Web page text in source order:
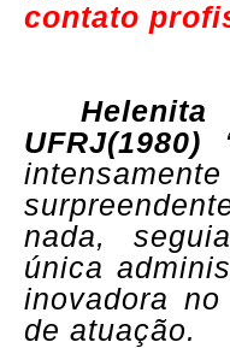
contato
UFRJ(1980)
nada,
única
inovadora
de atuação.